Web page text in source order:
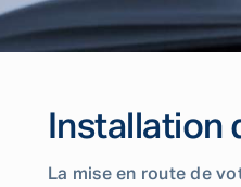
Installation
La mise en route de